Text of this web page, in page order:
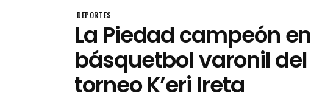
DEPORTES
La Piedad campeón en
básquetbol varonil del
torneo K’eri Ireta